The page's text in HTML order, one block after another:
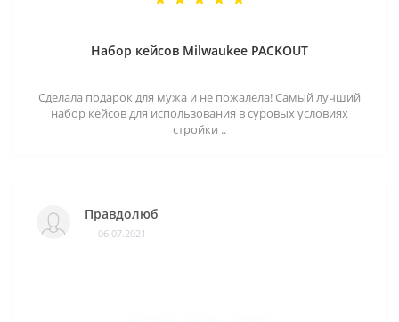
Набор кейсов Milwaukee PACKOUT
Сделала подарок для мужа и не пожалела! Самый лучший
набор кейсов для использования в суровых условиях
стройки ..
Правдолюб
06.07.2021